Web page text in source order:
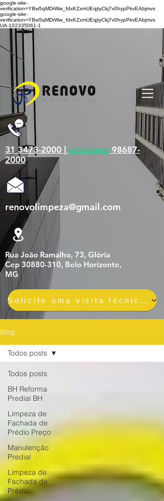
google-site-
verification=YBw5qMDrWw_fdxKZxmUEqjtyCkj7v0hypPkvEAbjmvs
google-site-
verification=YBw5qMDrWw_fdxKZxmUEqjtyCkj7v0hypPkvEAbjmvs
UA-102335061-1
31 3473-2000 | whatsapp 98687-
2000
renovolimpeza@gmail.com
Rua João Ramalho, 73, Glória
Cep 30880-310, Belo Horizonte,
MG
Solicite uma visita técnica gratuita e sem compromisso
Blog
Todos posts
BH Reforma
Predial BH
Limpeza de
Fachada de
Prédio Preço
Manutenção
Predial
Limpeza de
Fachada de
Prédio
Todos posts